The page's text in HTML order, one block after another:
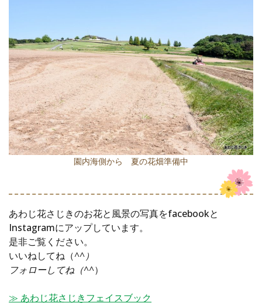
園内海側から 夏の花畑準備中
あわじ花さじきのお花と風景の写真をfacebookと
Instagramにアップしています。
是非ご覧ください。
いいねしてね（^^）
フォローしてね（^^）
≫ あわじ花さじきフェイスブック